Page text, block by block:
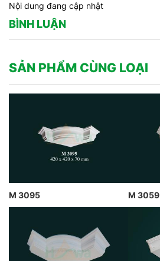
Nội dung đang cập nhật
BÌNH LUẬN
SẢN PHẨM CÙNG LOẠI
M 3095 M 3059